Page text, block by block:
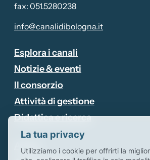
fax: 051.5280238
info@canalidibologna.it
Esplora i canali
Notizie & eventi
Il consorzio
Attività di gestione
Didattica e ricerca
Avvisi
La tua privacy
Utilizziamo i cookie per offrirti la